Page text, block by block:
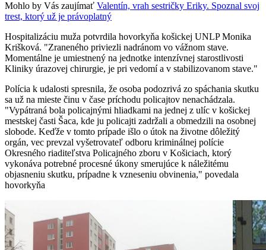
Mohlo by Vás zaujímať Valentín, vrah sestričky Eriky. Spoznal svoj
trest, ktorý už je právoplatný
Hospitalizáciu muža potvrdila hovorkyňa košickej UNLP Monika
Krišková. "Zraneného priviezli nadránom vo vážnom stave.
Momentálne je umiestnený na jednotke intenzívnej starostlivosti
Kliniky úrazovej chirurgie, je pri vedomí a v stabilizovanom stave."
Polícia k udalosti spresnila, že osoba podozrivá zo spáchania skutku
sa už na mieste činu v čase príchodu policajtov nenachádzala.
"Vypátraná bola policajnými hliadkami na jednej z ulíc v košickej
mestskej časti Šaca, kde ju policajti zadržali a obmedzili na osobnej
slobode. Keďže v tomto prípade išlo o útok na životne dôležitý
orgán, vec prevzal vyšetrovateľ odboru kriminálnej polície
Okresného riaditeľstva Policajného zboru v Košiciach, ktorý
vykonáva potrebné procesné úkony smerujúce k náležitému
objasneniu skutku, prípadne k vzneseniu obvinenia," povedala
hovorkyňa